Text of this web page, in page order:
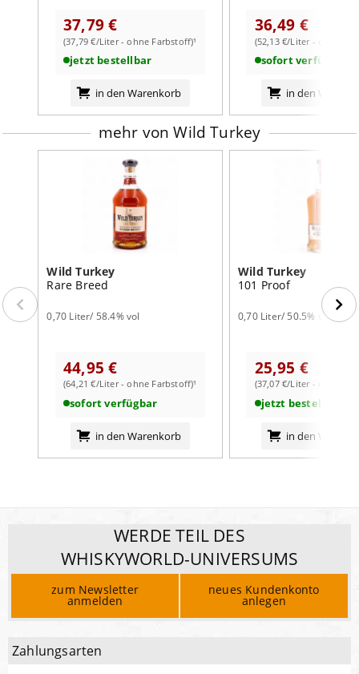
Eichenholz
Abgang:leicht trocken, angenehm Karamell-würzig, feinst
weiterlesen auf der Markenseite von Wild Turkey
37,79 €
(37,79 €/Liter - ohne Farbstoff)¹
jetzt bestellbar
in den Warenkorb
36,49 €
(52,13 €/Liter - ohne
sofort verfügbar
in den
mehr von Wild Turkey
Wild Turkey
Rare Breed
0,70 Liter/ 58.4% vol
44,95 €
(64,21 €/Liter - ohne Farbstoff)¹
sofort verfügbar
in den Warenkorb
Wild Turkey
101 Proof
0,70 Liter/ 50.5% vol
25,95 €
(37,07 €/Liter - ohne
jetzt bestellbar
in den
WERDE TEIL DES
WHISKYWORLD-UNIVERSUMS
zum Newsletter
anmelden
neues Kundenkonto
anlegen
Zahlungsarten